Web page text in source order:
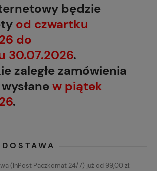
będzie
od czwartku
do
30.07.2026.
zaległe zamówienia
w piątek
.
(InPost Paczkomat 24/7) już od 99,00 zł.